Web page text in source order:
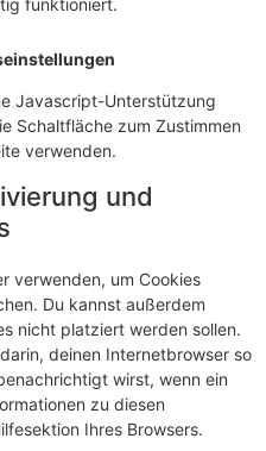
Javascript-Unterstützung
Schaltfläche zum Zustimmen
verwenden.
und
verwenden, um Cookies
Du kannst außerdem
nicht platziert werden sollen.
deinen Internetbrowser so
wirst, wenn ein
zu diesen
Ihres Browsers.